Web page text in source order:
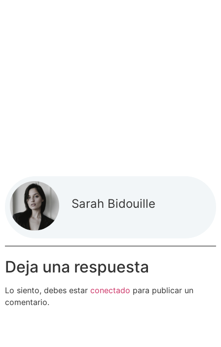
Sarah Bidouille
Deja una respuesta
Lo siento, debes estar conectado para publicar un
comentario.